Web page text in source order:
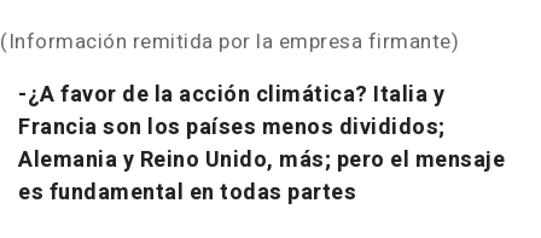
(Información remitida por la empresa firmante)
-¿A favor de la acción climática? Italia y
Francia son los países menos divididos;
Alemania y Reino Unido, más; pero el mensaje
es fundamental en todas partes